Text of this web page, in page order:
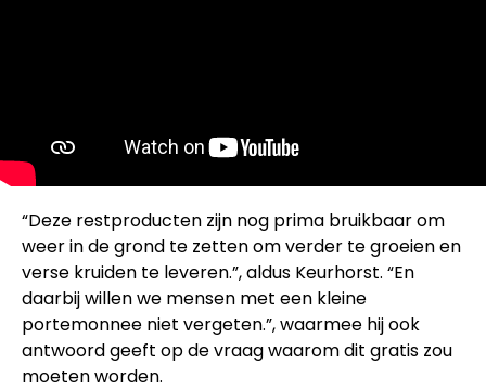
“Deze restproducten zijn nog prima bruikbaar om
weer in de grond te zetten om verder te groeien en
verse kruiden te leveren.”, aldus Keurhorst. “En
daarbij willen we mensen met een kleine
portemonnee niet vergeten.”, waarmee hij ook
antwoord geeft op de vraag waarom dit gratis zou
moeten worden.